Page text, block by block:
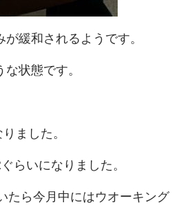
緩和されるようです。
状態です。
ました。
らいになりました。
たら今月中にはウオーキング